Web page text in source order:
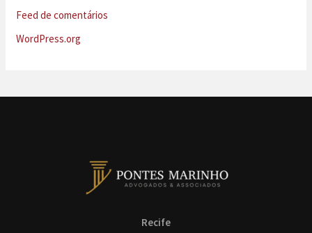
Feed de comentários
WordPress.org
Recife